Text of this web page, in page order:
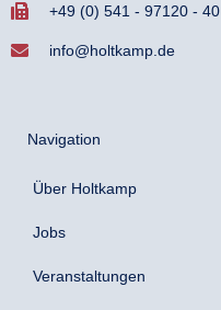
+49 (0) 541 - 97120 - 40
info@holtkamp.de
Navigation
Über Holtkamp
Jobs
Veranstaltungen